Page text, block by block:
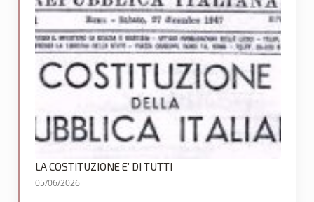
LA COSTITUZIONE E’ DI TUTTI
05/06/2026